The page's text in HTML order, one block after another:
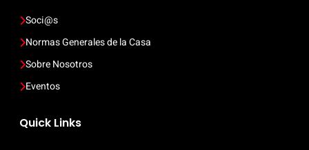
Soci@s
Normas Generales de la Casa
Sobre Nosotros
Eventos
Quick Links